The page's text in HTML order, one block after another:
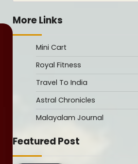
More Links
Mini Cart
Royal Fitness
Travel To India
Astral Chronicles
Malayalam Journal
Featured Post